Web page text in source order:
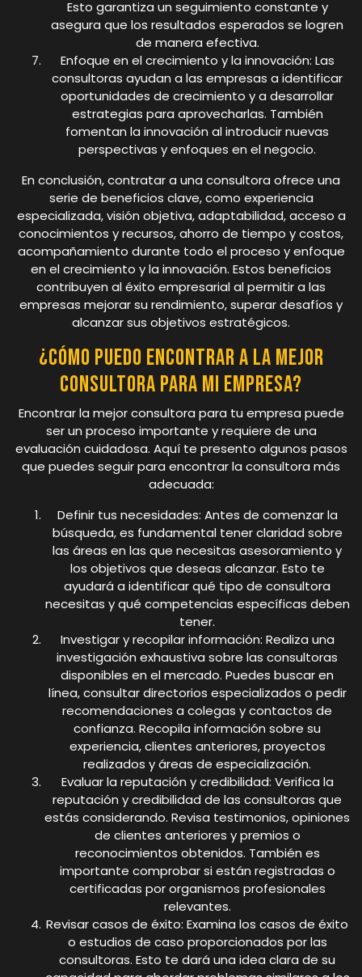
Esto garantiza un seguimiento constante y
asegura que los resultados esperados se logren
de manera efectiva.
Enfoque en el crecimiento y la innovación: Las
consultoras ayudan a las empresas a identificar
oportunidades de crecimiento y a desarrollar
estrategias para aprovecharlas. También
fomentan la innovación al introducir nuevas
perspectivas y enfoques en el negocio.
En conclusión, contratar a una consultora ofrece una
serie de beneficios clave, como experiencia
especializada, visión objetiva, adaptabilidad, acceso a
conocimientos y recursos, ahorro de tiempo y costos,
acompañamiento durante todo el proceso y enfoque
en el crecimiento y la innovación. Estos beneficios
contribuyen al éxito empresarial al permitir a las
empresas mejorar su rendimiento, superar desafíos y
alcanzar sus objetivos estratégicos.
¿Cómo puedo encontrar a la mejor
consultora para mi empresa?
Encontrar la mejor consultora para tu empresa puede
ser un proceso importante y requiere de una
evaluación cuidadosa. Aquí te presento algunos pasos
que puedes seguir para encontrar la consultora más
adecuada:
Definir tus necesidades: Antes de comenzar la
búsqueda, es fundamental tener claridad sobre
las áreas en las que necesitas asesoramiento y
los objetivos que deseas alcanzar. Esto te
ayudará a identificar qué tipo de consultora
necesitas y qué competencias específicas deben
tener.
Investigar y recopilar información: Realiza una
investigación exhaustiva sobre las consultoras
disponibles en el mercado. Puedes buscar en
línea, consultar directorios especializados o pedir
recomendaciones a colegas y contactos de
confianza. Recopila información sobre su
experiencia, clientes anteriores, proyectos
realizados y áreas de especialización.
Evaluar la reputación y credibilidad: Verifica la
reputación y credibilidad de las consultoras que
estás considerando. Revisa testimonios, opiniones
de clientes anteriores y premios o
reconocimientos obtenidos. También es
importante comprobar si están registradas o
certificadas por organismos profesionales
relevantes.
Revisar casos de éxito: Examina los casos de éxito
o estudios de caso proporcionados por las
consultoras. Esto te dará una idea clara de su